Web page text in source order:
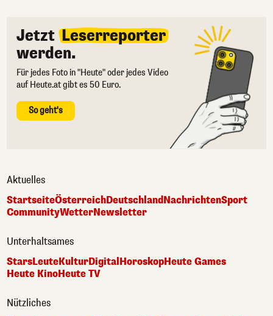
Jetzt Leserreporter
werden.
Für jedes Foto in "Heute" oder jedes Video
auf Heute.at gibt es 50 Euro.
So geht's
Aktuelles
StartseiteÖsterreichDeutschlandNachrichtenSport
CommunityWetterNewsletter
Unterhaltsames
StarsLeuteKulturDigital HoroskopHeute Games
Heute KinoHeute TV
Nützliches